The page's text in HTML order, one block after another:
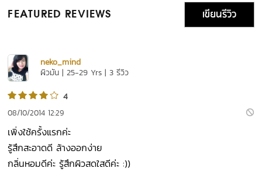
FEATURED REVIEWS เขียนรีวิว
neko_mind
ผิวมัน | 25-29 Yrs | 3 รีวิว
4
08/10/2014 12:29
เพิ่งใช้ครั้งแรกค่ะ
รู้สึกสะอาดดี ล้างออกง่าย
กลิ่นหอมดีค่ะ รู้สึกผิวสดใสดีค่ะ :))